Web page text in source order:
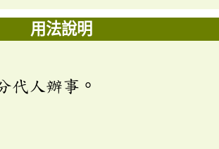
用法說明
代人辦事。